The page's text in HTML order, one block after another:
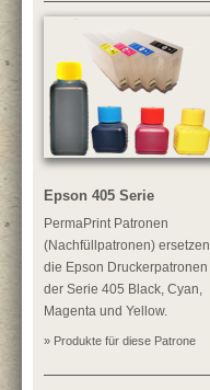
Epson 405 Serie
PermaPrint Patronen
(Nachfüllpatronen) ersetzen
die Epson Druckerpatronen
der Serie 405 Black, Cyan,
Magenta und Yellow.
» Produkte für diese Patrone